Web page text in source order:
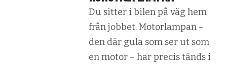
Du sitter i bilen på väg hem
från jobbet. Motorlampan –
den där gula som ser ut som
en motor – har precis tänds i